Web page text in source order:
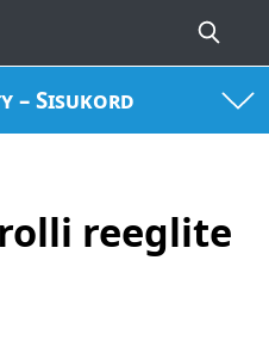
– Sisukord
reeglite